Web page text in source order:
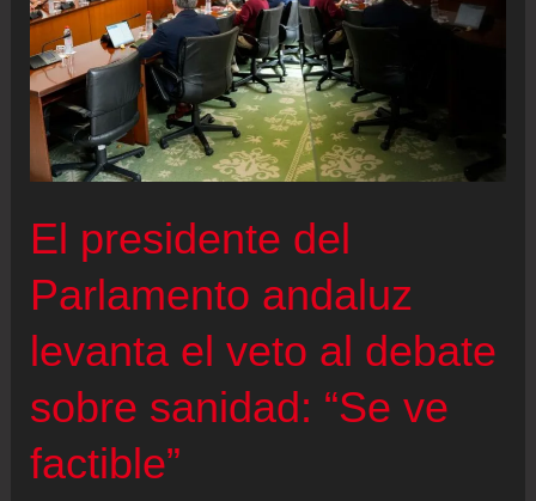
El presidente del
Parlamento andaluz
levanta el veto al debate
sobre sanidad: “Se ve
factible”